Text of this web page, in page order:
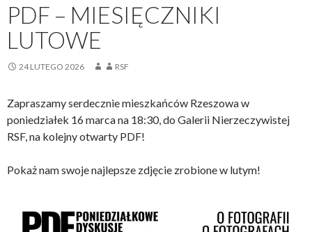
PDF – MIESIĘCZNIKI
LUTOWE
24 LUTEGO 2026 RSF
Zapraszamy serdecznie mieszkańców Rzeszowa w
poniedziałek 16 marca na 18:30, do Galerii Nierzeczywistej
RSF, na kolejny otwarty PDF!
Pokaż nam swoje najlepsze zdjęcie zrobione w lutym!